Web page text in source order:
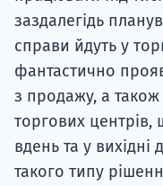
заздалегідь
справи йдуть у
фантастично
з продажу, а також
торгових
вдень та у
такого типу